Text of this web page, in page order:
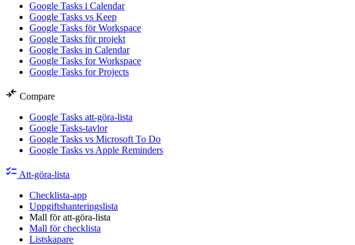
Google Tasks i Calendar
Google Tasks vs Keep
Google Tasks för Workspace
Google Tasks för projekt
Google Tasks in Calendar
Google Tasks for Workspace
Google Tasks for Projects
compare_arrows Compare
Google Tasks att-göra-lista
Google Tasks-tavlor
Google Tasks vs Microsoft To Do
Google Tasks vs Apple Reminders
checklist Att-göra-lista
Checklista-app
Uppgiftshanteringslista
Mall för att-göra-lista
Mall för checklista
Listskapare